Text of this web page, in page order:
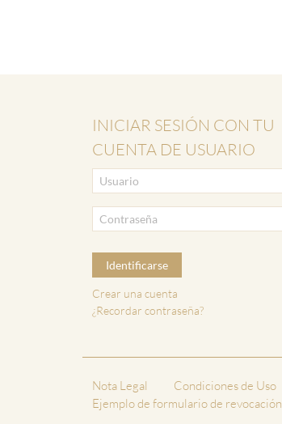
INICIAR SESIÓN CON TU
CUENTA DE USUARIO
Identificarse
Crear una cuenta
¿Recordar contraseña?
Nota Legal Condiciones de Uso
Ejemplo de formulario de revocación